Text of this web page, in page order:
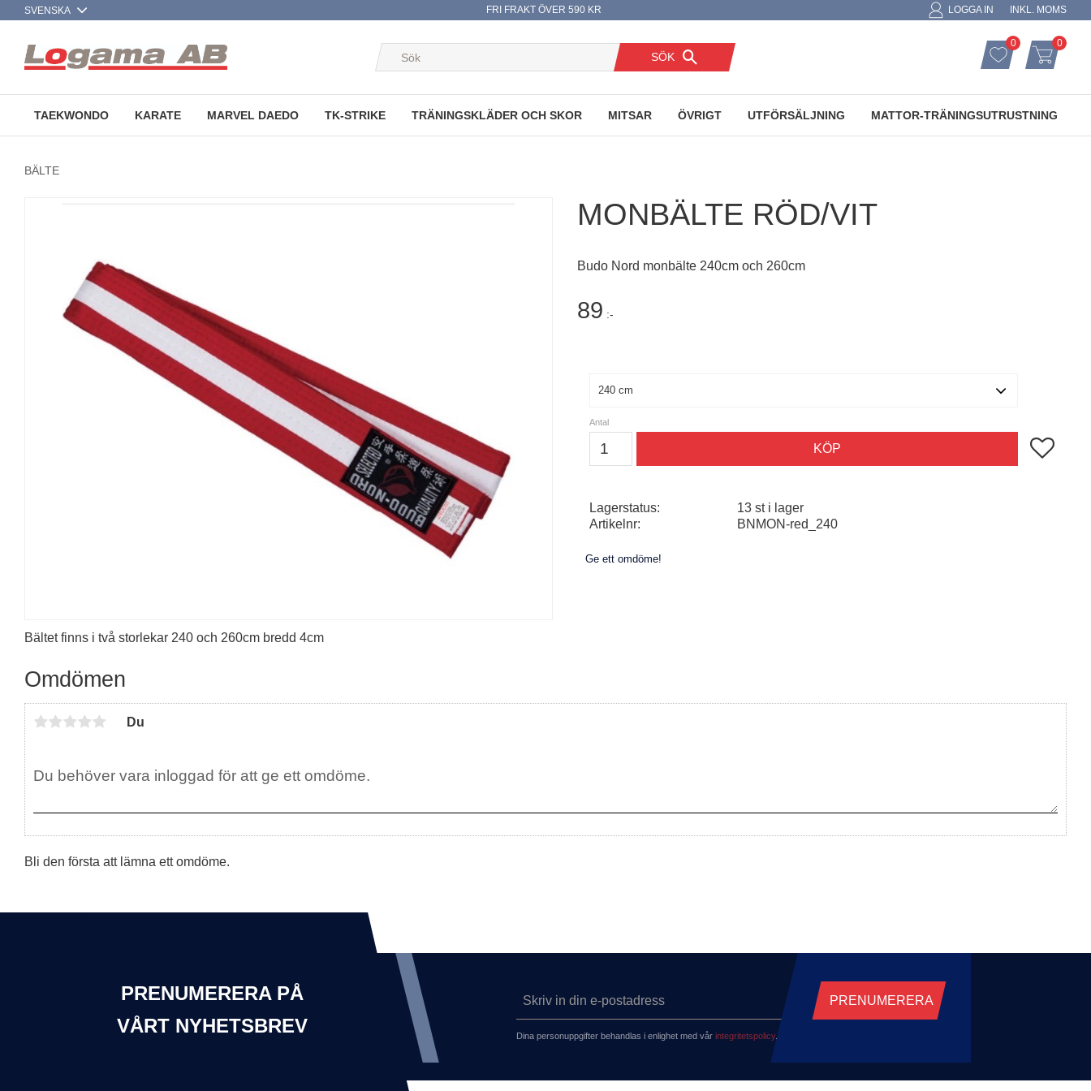
FRI FRAKT ÖVER 590 KR INKL. MOMS
LOGGA IN
SÖK
FAVORITER
ANTAL
0 KUNDVAGN
ANTAL
0
TAEKWONDO KARATE MARVEL DAEDO TK-STRIKE TRÄNINGSKLÄDER OCH SKOR MITSAR ÖVRIGT UTFÖRSÄLJNING MATTOR-TRÄNINGSUTRUSTNING
BÄLTE
MONBÄLTE RÖD/VIT
Budo Nord monbälte 240cm och 260cm
89 :-
Antal
KÖP Lägg till i
Lagerstatus
13 st i lager
Artikelnr
BNMON-red_240
Ge ett omdöme!
Bältet finns i två storlekar 240 och 260cm bredd 4cm
Omdömen
Du
Bli den första att lämna ett omdöme.
PRENUMERERA PÅ
VÅRT NYHETSBREV
PRENUMERERA
Dina personuppgifter behandlas i enlighet med vår integritetspolicy.